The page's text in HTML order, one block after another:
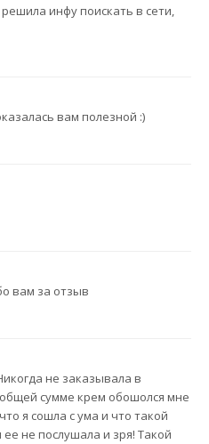
инфу поискать в сети,
вам полезной :)
вам за отзыв
не заказывала в
сумме крем обошолся мне
я сошла с ума и что такой
не послушала и зря! Такой